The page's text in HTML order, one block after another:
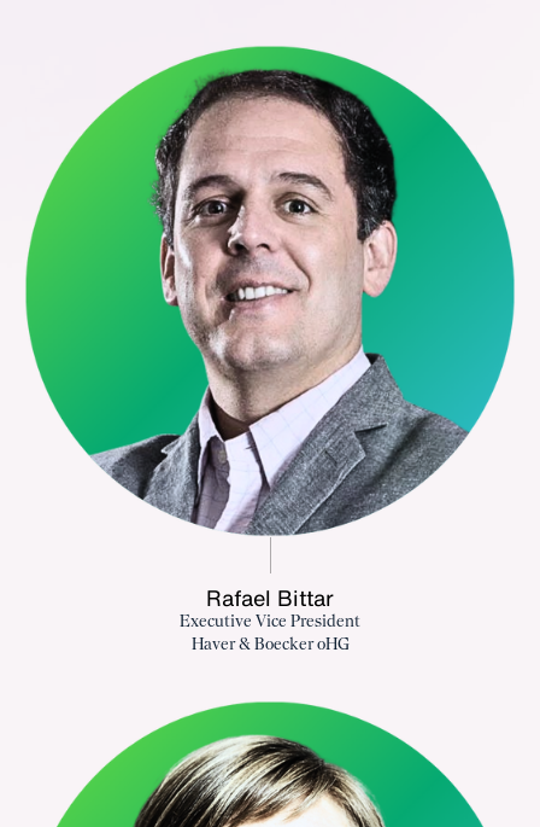
Rafael Bittar
Executive Vice President
Haver & Boecker oHG